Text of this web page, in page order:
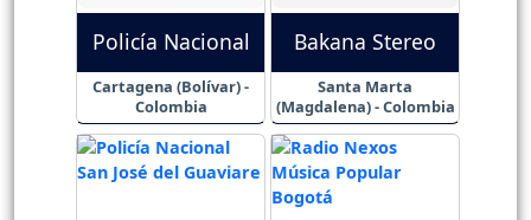
Policía Nacional
Cartagena (Bolívar) -
Colombia
Bakana Stereo
Santa Marta
(Magdalena) - Colombia